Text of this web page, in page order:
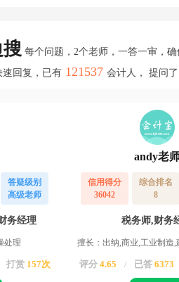
每个问题，2个老师，一答一审，确
速回复，已有 121537 会计人， 提问了
答疑级别
高级老师
务经理
处理
打赏 157次
andy老
信用得分
36042
综合排名
8
税务师,财务
擅长：出纳,商业,工业制造,
评分 4.65 / 已答 6373